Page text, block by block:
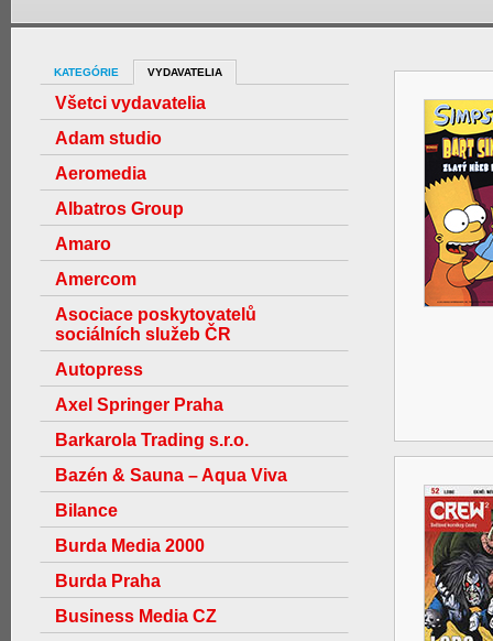
KATEGÓRIE VYDAVATELIA
Všetci vydavatelia
Adam studio
Aeromedia
Albatros Group
Amaro
Amercom
Asociace poskytovatelů
sociálních služeb ČR
Autopress
Axel Springer Praha
Barkarola Trading s.r.o.
Bazén & Sauna – Aqua Viva
Bilance
Burda Media 2000
Burda Praha
Business Media CZ